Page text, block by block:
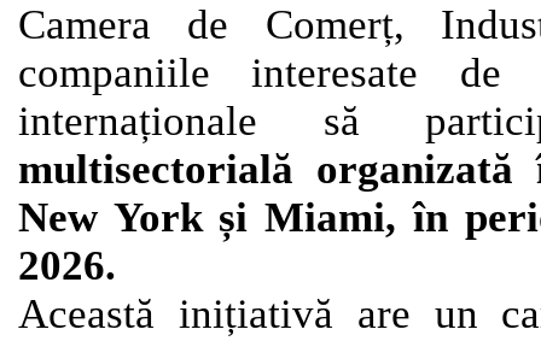
Camera de Comerț,
companiile interesate de
internaționale să
multisectorială
New York și Miami, în
2026.
Această inițiativă are un